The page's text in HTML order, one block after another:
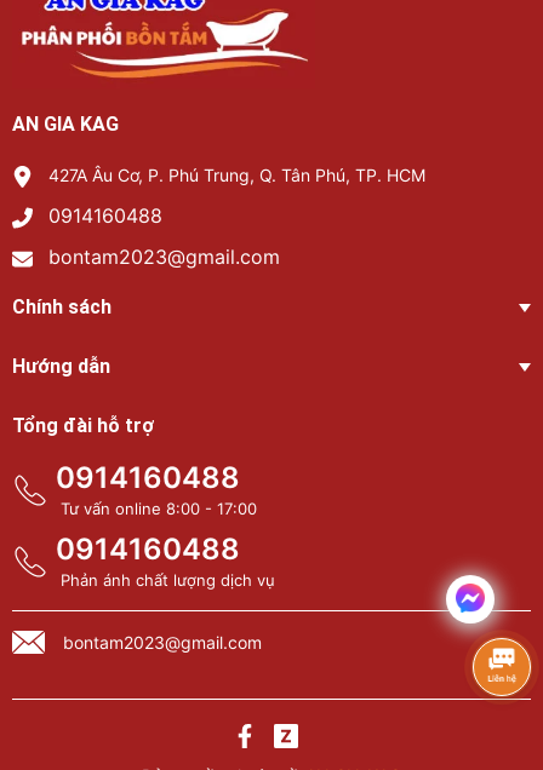
AN GIA KAG
427A Âu Cơ, P. Phú Trung, Q. Tân Phú, TP. HCM
0914160488
bontam2023@gmail.com
Chính sách
Hướng dẫn
Tổng đài hỗ trợ
0914160488
Tư vấn online 8:00 - 17:00
0914160488
Phản ánh chất lượng dịch vụ
bontam2023@gmail.com